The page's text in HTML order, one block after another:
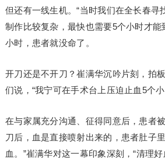
但还有一线生机。“当时我们在全长春寻
制作比较复杂，最快也需要5个小时才能
小时，患者就没命了。
开刀还是不开刀？崔满华沉吟片刻，拍
们说，“我宁可在手术台上压迫止血5个
在与家属充分沟通、征得同意后，患者
刀后，血是直接喷射出来的，患者肚子
血。”崔满华对这一幕印象深刻，“清理